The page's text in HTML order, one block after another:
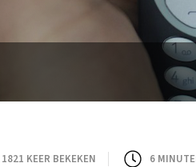
1821 KEER BEKEKEN 6